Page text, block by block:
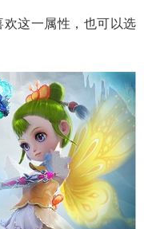
这一属性，也可以选